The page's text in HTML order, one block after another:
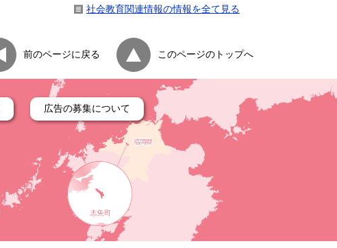
社会教育関連情報の情報を全て見る
前のページに戻る このページのトップへ
広告の募集について